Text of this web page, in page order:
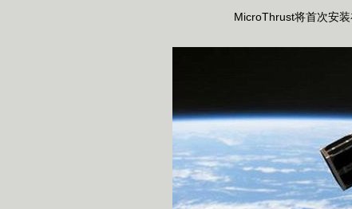
MicroThrust将首次安